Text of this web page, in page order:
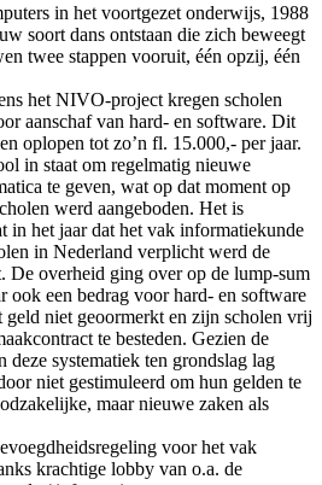
in het voortgezet onderwijs, 1988
soort dans ontstaan die zich beweegt
twee stappen vooruit, één opzij, één
het NIVO-project kregen scholen
aanschaf van hard- en software. Dit
oplopen tot zo’n fl. 15.000,- per jaar.
in staat om regelmatig nieuwe
te geven, wat op dat moment op
werd aangeboden. Het is
in het jaar dat het vak informatiekunde
in Nederland verplicht werd de
De overheid ging over op de lump-sum
ook een bedrag voor hard- en software
geld niet geoormerkt en zijn scholen vrij
te besteden. Gezien de
deze systematiek ten grondslag lag
niet gestimuleerd om hun gelden te
maar nieuwe zaken als
voor het vak
krachtige lobby van o.a. de